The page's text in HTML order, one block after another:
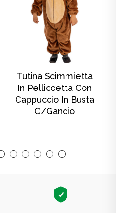
Tutina Scimmietta
In Pelliccetta Con
Cappuccio In Busta
C/gancio